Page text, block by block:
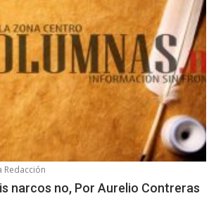
Redacción
narcos no, Por Aurelio Contreras